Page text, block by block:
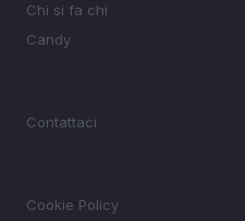
Chi si fa chi
Candy
Contattaci
Cookie Policy